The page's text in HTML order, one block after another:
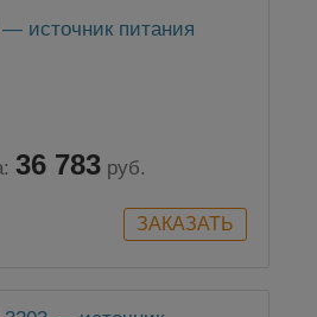
источник питания
36 783 руб.